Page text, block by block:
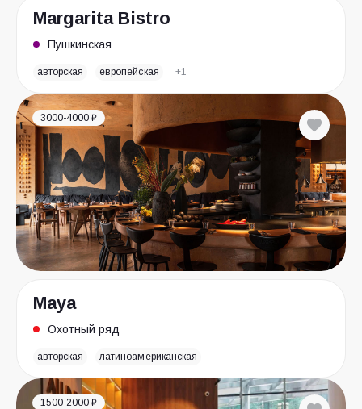
Margarita Bistro
Пушкинская
авторская европейская +1
3000-4000 ₽
Maya
Охотный ряд
авторская латиноамериканская
1500-2000 ₽